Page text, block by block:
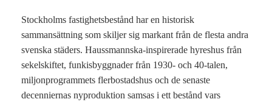
Stockholms fastighetsbestånd har en historisk
sammansättning som skiljer sig markant från de flesta andra
svenska städers. Haussmannska-inspirerade hyreshus från
sekelskiftet, funkisbyggnader från 1930- och 40-talen,
miljonprogrammets flerbostadshus och de senaste
decenniernas nyproduktion samsas i ett bestånd vars